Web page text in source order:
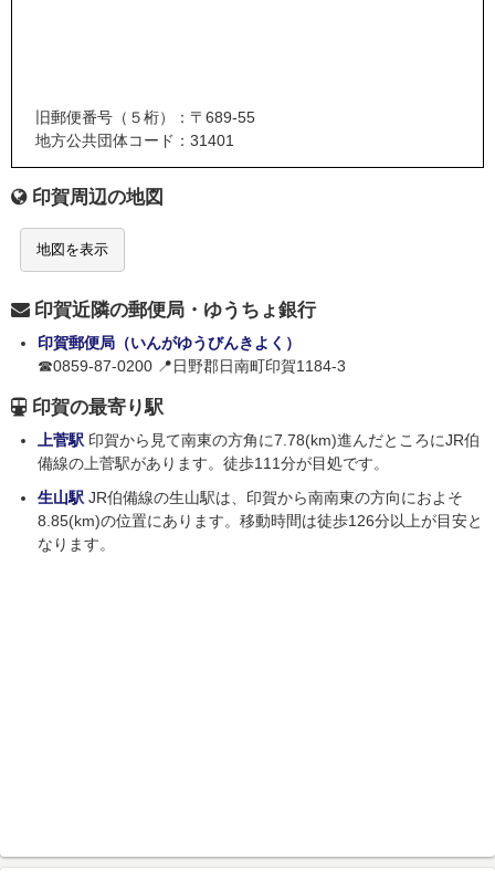
旧郵便番号（５桁）：〒689-55
地方公共団体コード：31401
印賀周辺の地図
地図を表示
印賀近隣の郵便局・ゆうちょ銀行
印賀郵便局（いんがゆうびんきよく）
☎0859-87-0200 📍日野郡日南町印賀1184-3
印賀の最寄り駅
上菅駅 印賀から見て南東の方角に7.78(km)進んだところにJR伯
備線の上菅駅があります。徒歩111分が目処です。
生山駅 JR伯備線の生山駅は、印賀から南南東の方向におよそ
8.85(km)の位置にあります。移動時間は徒歩126分以上が目安と
なります。